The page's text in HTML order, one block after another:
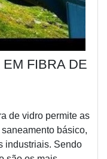
FIBRA DE
de vidro permite as
básico,
industriais. Sendo